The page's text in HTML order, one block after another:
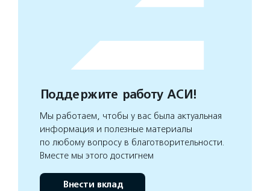
Поддержите работу АСИ!
Мы работаем, чтобы у вас была актуальная
информация и полезные материалы
по любому вопросу в благотворительности.
Вместе мы этого достигнем
Внести вклад